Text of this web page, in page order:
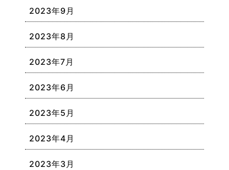
2023年9月
2023年8月
2023年7月
2023年6月
2023年5月
2023年4月
2023年3月